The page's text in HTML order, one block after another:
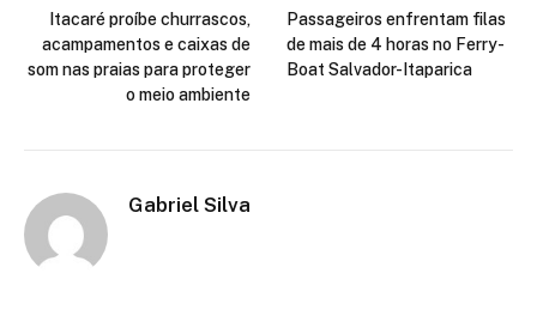
Itacaré proíbe churrascos,
acampamentos e caixas de
som nas praias para proteger
o meio ambiente
Passageiros enfrentam filas
de mais de 4 horas no Ferry-
Boat Salvador-Itaparica
Gabriel Silva